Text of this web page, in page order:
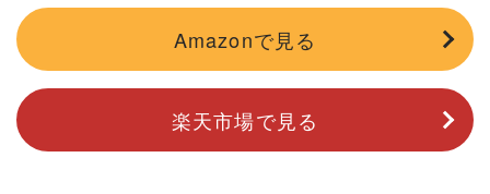
Amazonで見る
楽天市場で見る